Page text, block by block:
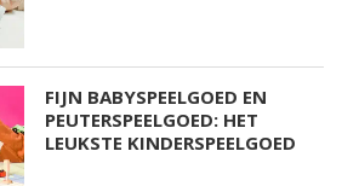
FIJN BABYSPEELGOED EN
PEUTERSPEELGOED: HET
LEUKSTE KINDERSPEELGOED